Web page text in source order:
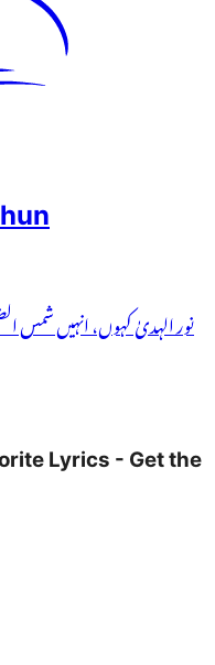
نور الہدیٰ کہوں، انہیں
Lyrics - Get the